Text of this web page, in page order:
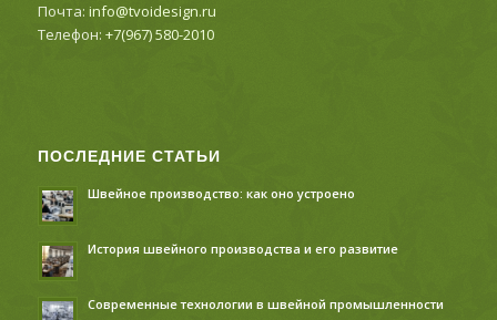
Почта: info@tvoidesign.ru
Телефон: +7(967) 580-2010
ПОСЛЕДНИЕ СТАТЬИ
Швейное производство: как оно устроено
История швейного производства и его развитие
Современные технологии в швейной промышленности